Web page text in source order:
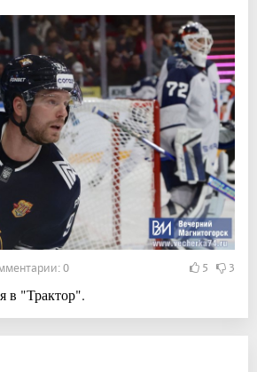
0 5 3
в "Трактор".